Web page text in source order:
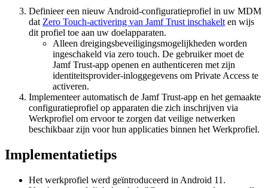
Definieer een nieuw Android-configuratieprofiel in uw MDM
dat Zero Touch-activering van Jamf Trust inschakelt en wijs
dit profiel toe aan uw doelapparaten.
Alleen dreigingsbeveiligingsmogelijkheden worden
ingeschakeld via zero touch. De gebruiker moet de
Jamf Trust-app openen en authenticeren met zijn
identiteitsprovider-inloggegevens om Private Access te
activeren.
Implementeer automatisch de Jamf Trust-app en het gemaakte
configuratieprofiel op apparaten die zich inschrijven via
Werkprofiel om ervoor te zorgen dat veilige netwerken
beschikbaar zijn voor hun applicaties binnen het Werkprofiel.
Implementatietips
Het werkprofiel werd geïntroduceerd in Android 11.